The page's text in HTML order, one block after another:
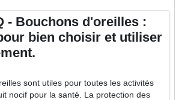
- Bouchons d'oreilles :
bien choisir et utiliser
sont utiles pour toutes les activités
nocif pour la santé. La protection des